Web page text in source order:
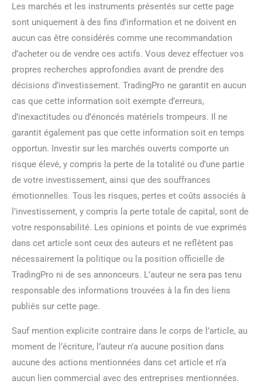
Les marchés et les instruments présentés sur cette page
sont uniquement à des fins d’information et ne doivent en
aucun cas être considérés comme une recommandation
d’acheter ou de vendre ces actifs. Vous devez effectuer vos
propres recherches approfondies avant de prendre des
décisions d’investissement. TradingPro ne garantit en aucun
cas que cette information soit exempte d’erreurs,
d’inexactitudes ou d’énoncés matériels trompeurs. Il ne
garantit également pas que cette information soit en temps
opportun. Investir sur les marchés ouverts comporte un
risque élevé, y compris la perte de la totalité ou d’une partie
de votre investissement, ainsi que des souffrances
émotionnelles. Tous les risques, pertes et coûts associés à
l’investissement, y compris la perte totale de capital, sont de
votre responsabilité. Les opinions et points de vue exprimés
dans cet article sont ceux des auteurs et ne reflètent pas
nécessairement la politique ou la position officielle de
TradingPro ni de ses annonceurs. L’auteur ne sera pas tenu
responsable des informations trouvées à la fin des liens
publiés sur cette page.
Sauf mention explicite contraire dans le corps de l’article, au
moment de l’écriture, l’auteur n’a aucune position dans
aucune des actions mentionnées dans cet article et n’a
aucun lien commercial avec des entreprises mentionnées.